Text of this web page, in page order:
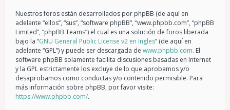
Nuestros foros están desarrollados por phpBB (de aquí en
adelante “ellos”, “sus”, “software phpBB”, “www.phpbb.com”, “phpBB
Limited”, “phpBB Teams”) el cual es una solución de foros liberada
bajo la “GNU General Public License v2 en Ingles” (de aquí en
adelante “GPL”) y puede ser descargada de www.phpbb.com. El
software phpBB solamente facilita discusiones basadas en Internet
y la GPL estrictamente los excluye de lo que aprobamos y/o
desaprobamos como conductas y/o contenido permisible. Para
más información sobre phpBB, por favor visite:
https://www.phpbb.com/.